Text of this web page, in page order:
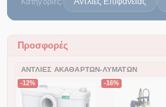
Προσφορές
ΑΝΤΛΊΕΣ ΑΚΑΘΆΡΤΩΝ-ΛΥΜΆΤΩΝ
-12% -16%